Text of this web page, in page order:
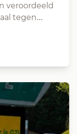
veroordeeld
tegen…